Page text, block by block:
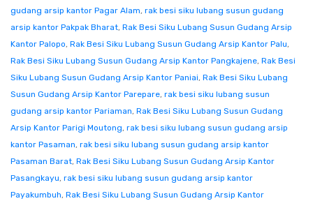
gudang arsip kantor Pagar Alam, rak besi siku lubang susun gudang
arsip kantor Pakpak Bharat, Rak Besi Siku Lubang Susun Gudang Arsip
Kantor Palopo, Rak Besi Siku Lubang Susun Gudang Arsip Kantor Palu,
Rak Besi Siku Lubang Susun Gudang Arsip Kantor Pangkajene, Rak Besi
Siku Lubang Susun Gudang Arsip Kantor Paniai, Rak Besi Siku Lubang
Susun Gudang Arsip Kantor Parepare, rak besi siku lubang susun
gudang arsip kantor Pariaman, Rak Besi Siku Lubang Susun Gudang
Arsip Kantor Parigi Moutong, rak besi siku lubang susun gudang arsip
kantor Pasaman, rak besi siku lubang susun gudang arsip kantor
Pasaman Barat, Rak Besi Siku Lubang Susun Gudang Arsip Kantor
Pasangkayu, rak besi siku lubang susun gudang arsip kantor
Payakumbuh, Rak Besi Siku Lubang Susun Gudang Arsip Kantor